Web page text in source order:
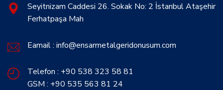
Seyitnizam Caddesi 26. Sokak No: 2 İstanbul Ataşehir
Ferhatpaşa Mah
Eamail : info@ensarmetalgeridonusum.com
Telefon : +90 538 323 58 81
GSM : +90 535 563 81 24